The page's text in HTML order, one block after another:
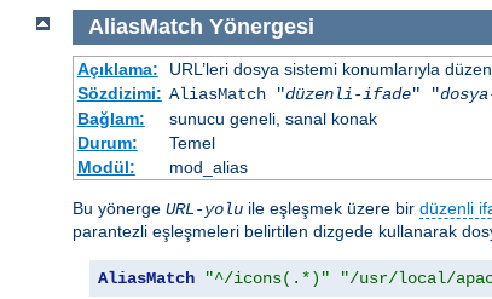
AliasMatch Yönergesi
Açıklama:
URL’leri dosya sistemi konumlarıyla
Sözdizimi: AliasMatch "düzenli-ifade" "
Bağlam:
sunucu geneli, sanal konak
Durum:
Temel
Modül:
mod_alias
Bu yönerge URL-yolu ile eşleşmek üzere bir düzenli
parantezli eşleşmeleri belirtilen dizgede kullanarak
AliasMatch "^/icons(.*)" "/usr/local/